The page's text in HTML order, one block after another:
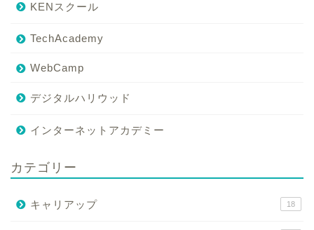
KENスクール
TechAcademy
WebCamp
デジタルハリウッド
インターネットアカデミー
カテゴリー
キャリアップ 18